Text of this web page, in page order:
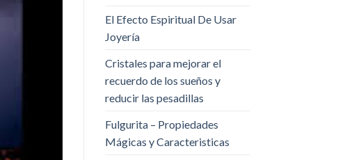
El Efecto Espiritual De Usar
Joyería
Cristales para mejorar el
recuerdo de los sueños y
reducir las pesadillas
Fulgurita – Propiedades
Mágicas y Caracteristicas